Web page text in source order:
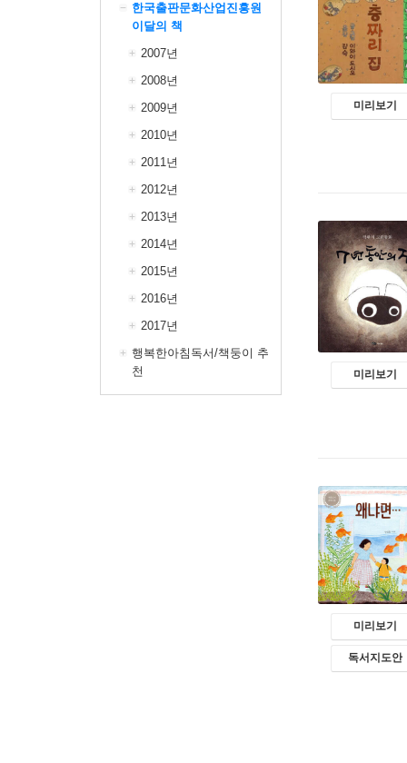
한국출판문화산업진흥원
이달의 책
2007년
2008년
2009년
2010년
2011년
2012년
2013년
2014년
2015년
2016년
2017년
행복한아침독서/책둥이 추
천
미리보기
미리보기
미리보기
독서지도안